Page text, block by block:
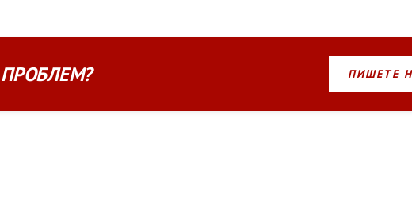
ПРОБЛЕМ? ПИШЕТЕ